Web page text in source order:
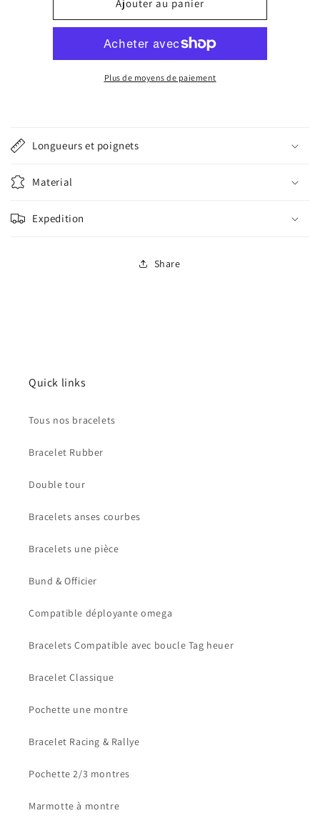
de
Quick
Spring
bar
de
Quick
Spring
bar
Ajouter au panier
Plus de moyens de paiement
Longueurs et poignets
Material
Expedition
Share
Quick links
Tous nos bracelets
Bracelet Rubber
Double tour
Bracelets anses courbes
Bracelets une pièce
Bund & Officier
Compatible déployante omega
Bracelets Compatible avec boucle Tag heuer
Bracelet Classique
Pochette une montre
Bracelet Racing & Rallye
Pochette 2/3 montres
Marmotte à montre
Connexion requise
Connectez-vous à votre compte pour ajouter des